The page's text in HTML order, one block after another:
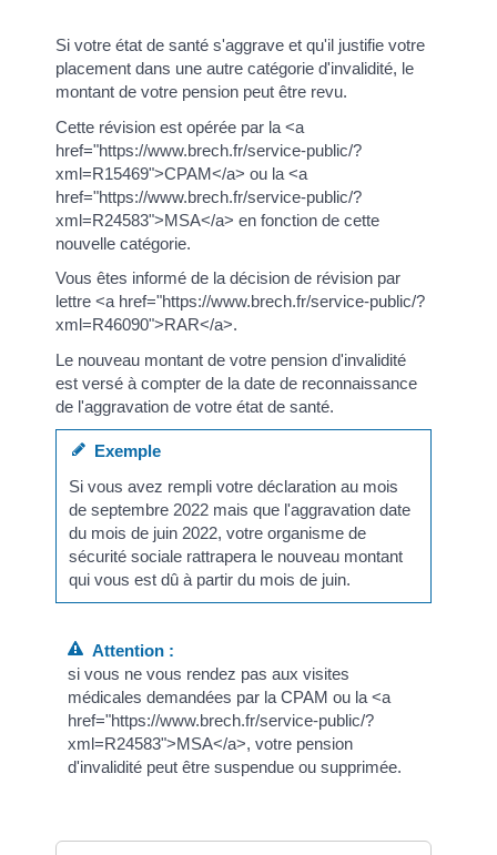
Si votre état de santé s'aggrave et qu'il justifie votre
placement dans une autre catégorie d'invalidité, le
montant de votre pension peut être revu.
Cette révision est opérée par la <a
href="https://www.brech.fr/service-public/?
xml=R15469">CPAM</a> ou la <a
href="https://www.brech.fr/service-public/?
xml=R24583">MSA</a> en fonction de cette
nouvelle catégorie.
Vous êtes informé de la décision de révision par
lettre <a href="https://www.brech.fr/service-public/?
xml=R46090">RAR</a>.
Le nouveau montant de votre pension d'invalidité
est versé à compter de la date de reconnaissance
de l'aggravation de votre état de santé.
Exemple
Si vous avez rempli votre déclaration au mois
de septembre 2022 mais que l'aggravation date
du mois de juin 2022, votre organisme de
sécurité sociale rattrapera le nouveau montant
qui vous est dû à partir du mois de juin.
Attention :
si vous ne vous rendez pas aux visites
médicales demandées par la CPAM ou la <a
href="https://www.brech.fr/service-public/?
xml=R24583">MSA</a>, votre pension
d'invalidité peut être suspendue ou supprimée.